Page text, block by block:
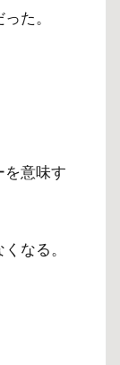
た。
を意味す
なる。